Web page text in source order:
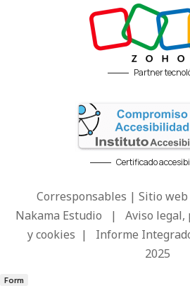
Partner
Certificado
Corresponsables | Sitio
Nakama Estudio | Aviso legal,
y cookies | Informe
2025
Form